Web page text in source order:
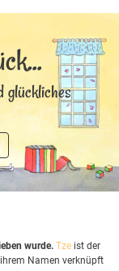
glückliches
wurde. Tze ist der
Namen verknüpft